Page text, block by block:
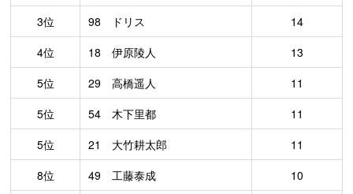
3位
98 ドリス
14
4位
18 伊原陵人
13
5位
29 高橋遥人
11
5位
54 木下里都
11
5位
21 大竹耕太郎
11
8位
49 工藤泰成
10